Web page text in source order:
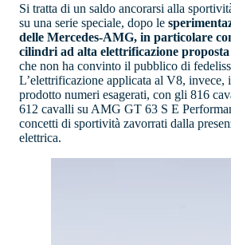
Si tratta di un saldo ancorarsi alla
su una serie speciale, dopo le
delle Mercedes-AMG, in particolare
cilindri ad alta elettrificazione
che non ha convinto il pubblico di
L’elettrificazione applicata al V8, invece,
prodotto numeri esagerati, con gli 816
612 cavalli su AMG GT 63 S E
concetti di sportività zavorrati dalla
elettrica.